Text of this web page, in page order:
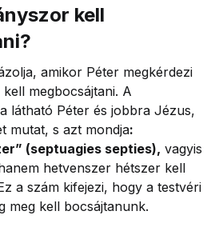
kell
amikor Péter megkérdezi
megbocsájtani. A
látható Péter és jobbra Jézus,
mutat, s azt mondja:
(septuagies septies), vagyis
hetvenszer hétszer kell
a szám kifejezi, hogy a testvéri
meg kell bocsájtanunk.